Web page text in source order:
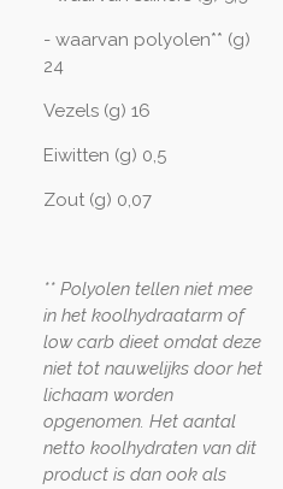
- waarvan polyolen** (g)
24
Vezels (g) 16
Eiwitten (g) 0,5
Zout (g) 0,07
** Polyolen tellen niet mee
in het koolhydraatarm of
low carb dieet omdat deze
niet tot nauwelijks door het
lichaam worden
opgenomen. Het aantal
netto koolhydraten van dit
product is dan ook als